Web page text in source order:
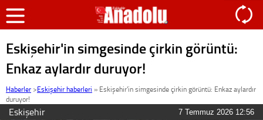
Eskişehir'in simgesinde çirkin görüntü:
Enkaz aylardır duruyor!
Haberler >Eskişehir haberleri » Eskişehir'in simgesinde çirkin görüntü: Enkaz aylardır
duruyor!
Eskişehir 7 Temmuz 2026 12:56